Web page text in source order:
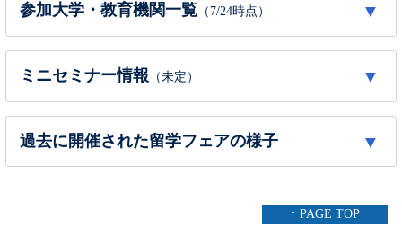
参加大学・教育機関一覧 （7/24時点）
などの教育機関担当者
国 大学名
9/23 (水/祝)
Arizona State University※ × 〇
- -
ミニセミナー情報 （未定）
過去に開催された留学フェアの様子
留学フェアの様子（来場者のべ約2,000名以上）↑ PAGE TOP